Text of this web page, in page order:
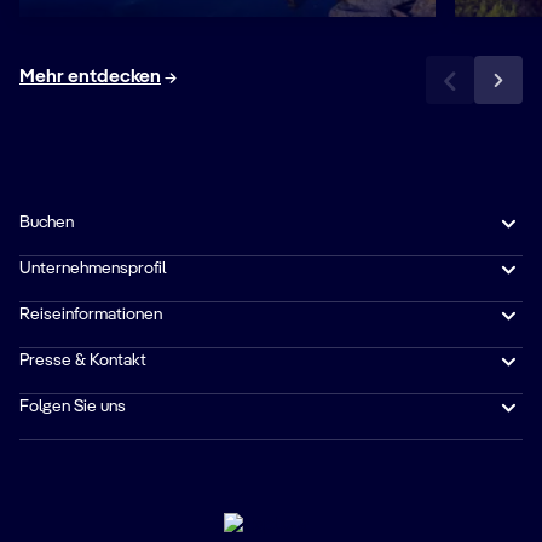
Mehr entdecken
Buchen
Unternehmensprofil
Reiseinformationen
Presse & Kontakt
Folgen Sie uns